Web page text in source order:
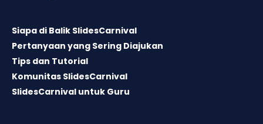
Siapa di Balik SlidesCarnival
Pertanyaan yang Sering Diajukan
Tips dan Tutorial
Komunitas SlidesCarnival
SlidesCarnival untuk Guru